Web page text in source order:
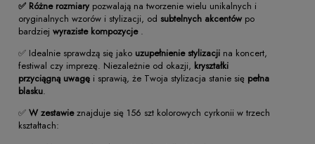
✅ Różne rozmiary pozwalają na tworzenie wielu unikalnych i
oryginalnych wzorów i stylizacji, od subtelnych akcentów po
bardziej wyraziste kompozycje.
✅ Idealnie sprawdzą się jako uzupełnienie stylizacji na koncert,
festiwal czy imprezę. Niezależnie od okazji, kryształki
przyciągną uwagę i sprawią, że Twoja stylizacja stanie się pełna
blasku.
✅ W zestawieznajduje się 156 szt kolorowych cyrkonii w trzech
kształtach: